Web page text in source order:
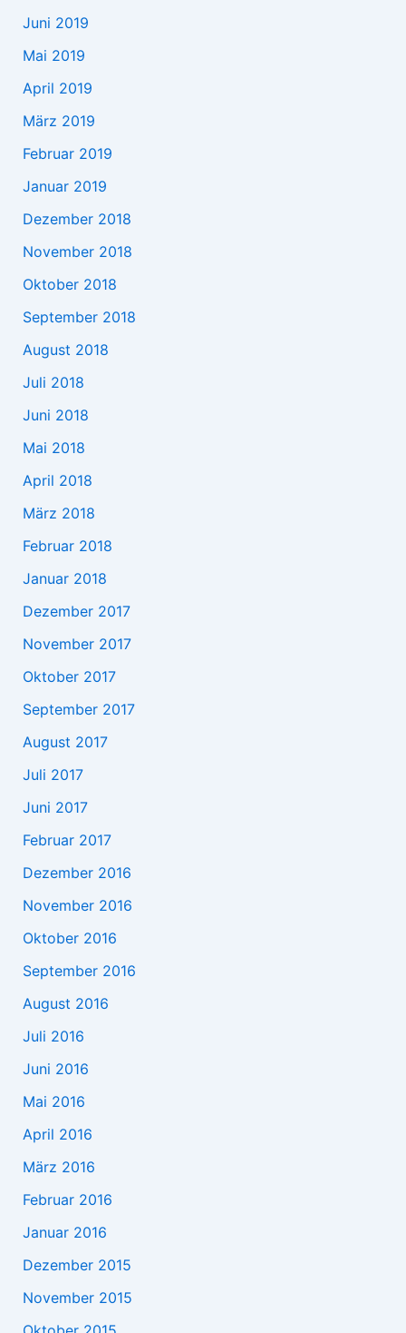
Juni 2019
Mai 2019
April 2019
März 2019
Februar 2019
Januar 2019
Dezember 2018
November 2018
Oktober 2018
September 2018
August 2018
Juli 2018
Juni 2018
Mai 2018
April 2018
März 2018
Februar 2018
Januar 2018
Dezember 2017
November 2017
Oktober 2017
September 2017
August 2017
Juli 2017
Juni 2017
Februar 2017
Dezember 2016
November 2016
Oktober 2016
September 2016
August 2016
Juli 2016
Juni 2016
Mai 2016
April 2016
März 2016
Februar 2016
Januar 2016
Dezember 2015
November 2015